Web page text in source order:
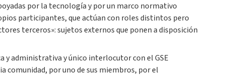
por la tecnología y por un marco normativo
participantes, que actúan con roles distintos pero
terceros»: sujetos externos que ponen a disposición
y administrativa y único interlocutor con el GSE
comunidad, por uno de sus miembros, por el